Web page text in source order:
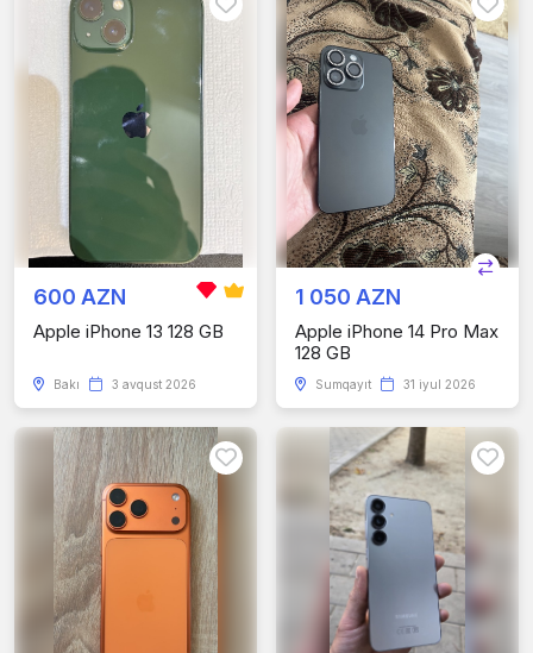
600 AZN
Apple iPhone 13 128 GB
Bakı 3 avqust 2026
1 050 AZN
Apple iPhone 14 Pro Max
128 GB
Sumqayıt 31 iyul 2026